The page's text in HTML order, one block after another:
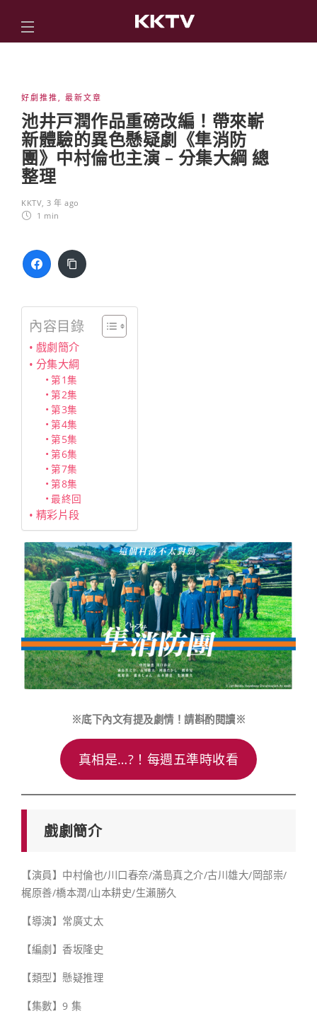
好劇推推, 最新文章
池井戸潤作品重磅改編！帶來嶄
新體驗的異色懸疑劇《隼消防
團》中村倫也主演 – 分集大綱 總
整理
KKTV, 3 年 ago
1 min
內容目錄
戲劇簡介
分集大綱
第1集
第2集
第3集
第4集
第5集
第6集
第7集
第8集
最終回
精彩片段
※底下內文有提及劇情！請斟酌閱讀※
真相是…?！每週五準時收看
戲劇簡介
【演員】中村倫也/川口春奈/滿島真之介/古川雄大/岡部崇/
梶原善/橋本潤/山本耕史/生瀨勝久
【導演】常廣丈太
【編劇】香坂隆史
【類型】懸疑推理
【集數】9 集